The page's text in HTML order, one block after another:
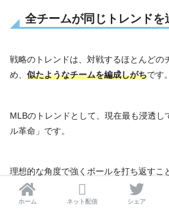
全チームが同じトレンドを
戦略のトレンドは、対戦するほとんどの
め、 似たようなチームを編成しがちです。
MLBのトレンドとして、現在最も浸透し
ル革命」です。
理想的な角度で強くボールを打ち返すこ
ランを量産することで得点を狙う戦略
ホーム ネット配信 シェア